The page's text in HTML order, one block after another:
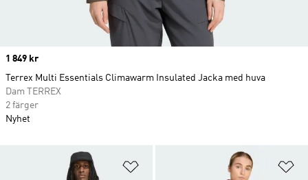
Lägg till på önskelistan
Price
1 849 kr
Terrex Multi Essentials Climawarm Insulated Jacka med huva
Dam TERREX
2 färger
Nyhet